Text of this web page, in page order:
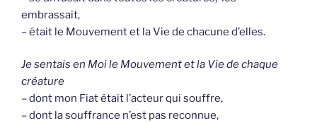
embrassait,
– était le Mouvement et la Vie de chacune d’elles.
Je sentais en Moi le Mouvement et la Vie de chaque
créature
– dont mon Fiat était l’acteur qui souffre,
– dont la souffrance n’est pas reconnue,